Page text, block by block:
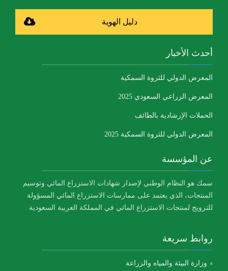
دليل الهوية
أحدث الأخبار
المعرض الدولي للثروة السمكية
المعرض الزراعي السعودي 2025
الحملات الإرشادية بالطائف
المعرض الدولي للثروة السمكية 2025
عن المؤسسة
سمك هو النظام الوطني لإصدار شهادات الاستزراع المائي وتوسيم
المنتجات، الذي يعتمد على ممارسات الاستزراع المائي المسؤولة
للترويج لمنتجات الاستزراع المائي في المملكة العربية السعودية
روابط سريعة
وزارة البيئة والمياه والزراعة